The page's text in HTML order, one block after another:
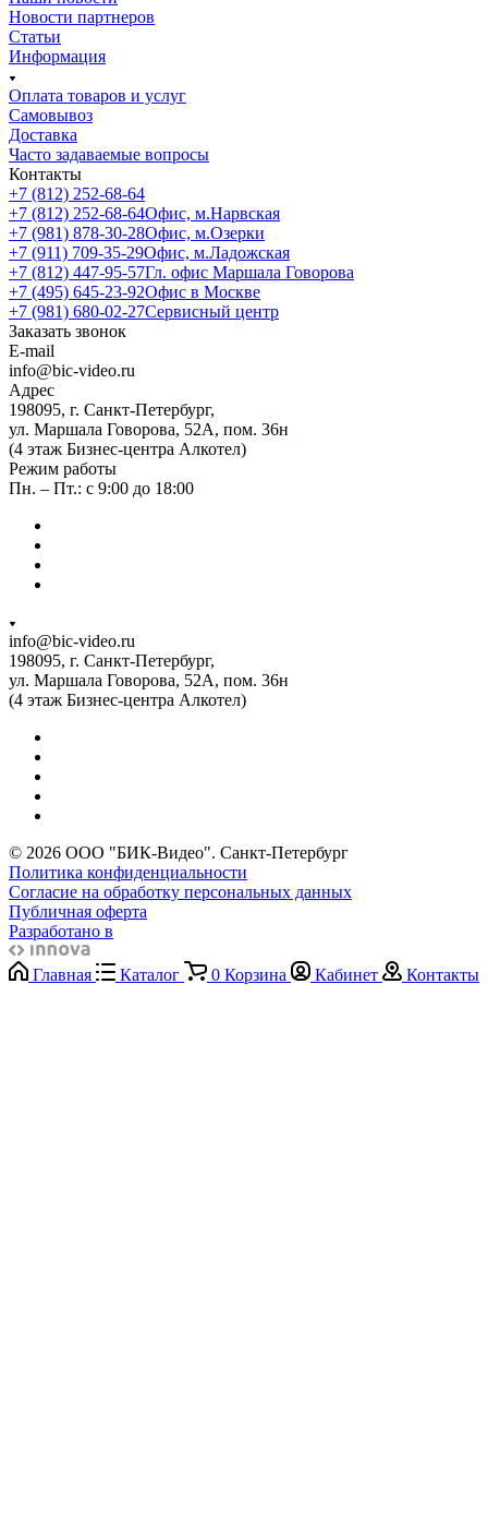
Новости партнеров
Статьи
Информация
Оплата товаров и услуг
Самовывоз
Доставка
Часто задаваемые вопросы
Контакты
+7 (812) 252-68-64
+7 (812) 252-68-64Офис, м.Нарвская
+7 (981) 878-30-28Офис, м.Озерки
+7 (911) 709-35-29Офис, м.Ладожская
+7 (812) 447-95-57Гл. офис Маршала Говорова
+7 (495) 645-23-92Офис в Москве
+7 (981) 680-02-27Сервисный центр
Заказать звонок
E-mail
info@bic-video.ru
Адрес
198095, г. Санкт-Петербург,
ул. Маршала Говорова, 52А, пом. 36н
(4 этаж Бизнес-центра Алкотел)
Режим работы
Пн. – Пт.: с 9:00 до 18:00
info@bic-video.ru
198095, г. Санкт-Петербург,
ул. Маршала Говорова, 52А, пом. 36н
(4 этаж Бизнес-центра Алкотел)
© 2026 ООО "БИК-Видео". Санкт-Петербург
Политика конфиденциальности
Согласие на обработку персональных данных
Публичная оферта
Разработано в
Главная Каталог 0 Корзина Кабинет Контакты